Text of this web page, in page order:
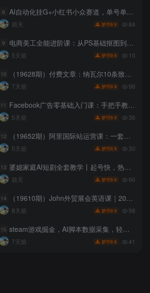
8 AI自动化挂G+小红书小众赛道，单号单月实测1.5w+，可多号矩阵操作【揭秘】
前天 梦币9.9 84
9 电商美工全能进阶课：从PS基础抠图到首页装修，精通店铺全套视觉设计实操
5天前 梦币9.9 10
10 （19628期）付费文章：纳瓦尔10条致富心法，跳出内卷打造被动收入实现财富复利增长
7天前 梦币9.9 96
11 Facebook广告零基础入门课：手把手教学账号开户搭建，吃透广告架构与数据分析调整
5天前 梦币9.9 36
12 （19652期）阿里国际站运营课：一套基于AI与2026新算法的阿里国际站全链路精细化运营SOP与方法论(更新)
5天前 梦币9.9 30
13 婆媳家庭AI短剧全套教学丨起号快，热门吸引女性粉丝，商单广告、橱窗带货、收徒裂变、伙伴分成等
前天 梦币9.9 66
14 （19610期）John外贸展会英语课｜2026全套音频配套文档，13大业务模块加三类实景对话搞定外商洽谈沟通
8天前 梦币9.9 98
15 steam游戏掘金，AI脚本数据采集，轻松月入过1W，每7天收益20-80%【揭秘】
7天前 梦币9.9 41